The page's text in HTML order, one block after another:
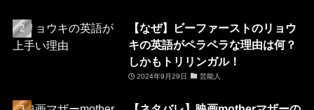
【なぜ】ビーファーストのリョウ
キの英語がペラペラな理由は何？
しかもトリリンガル！
2024年9月29日 芸能人